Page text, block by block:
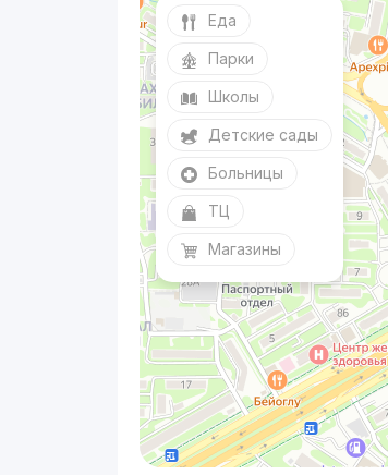
Еда
Парки
Школы
Детские сады
Больницы
ТЦ
Магазины